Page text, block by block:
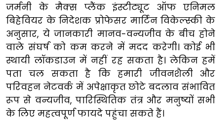
जर्मनी के मैक्स प्लैंक इंस्टीट्यूट ऑफ एनिमल
बिहेवियर के निदेशक प्रोफेसर मार्टिन विकेल्स्की के
अनुसार, ये जानकारी मानव-वन्यजीव के बीच होने
वाले संघर्ष को कम करने में मदद करेगी। कोई भी
स्थायी लॉकडाउन में नहीं रह सकता है। लेकिन हमें
पता चल सकता है कि हमारी जीवनशैली और
परिवहन नेटवर्क में अपेक्षाकृत छोटे बदलाव संभावित
रूप से वन्यजीव, पारिस्थितिक तंत्र और मनुष्यों सभी
के लिए महत्वपूर्ण फायदे पहुंचा सकते हैं।